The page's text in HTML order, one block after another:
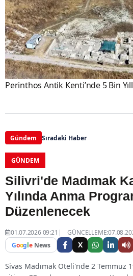
Perinthos Antik Kenti’nde 5 Bin
Gündem Sıradaki Haber
GÜNDEM
Silivri'de Madımak
Yılında Anma
Düzenlenecek
01.07.2026 09:21
Google News X
Sivas Madımak Oteli'nde 2 Temmuz